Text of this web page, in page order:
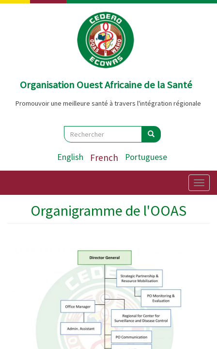
Aller
Organisation Ouest Africaine de la Santé
Promouvoir une meilleure santé à travers l'intégration régionale
Search
Rechercher Rechercher
English French Portuguese
Organigramme de l'OOAS